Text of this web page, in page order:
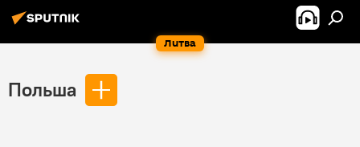
Литва
Польша